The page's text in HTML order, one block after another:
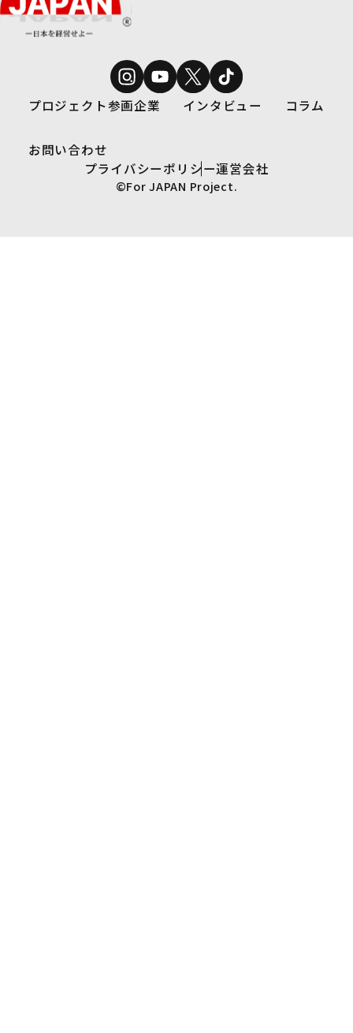
プロジェクト参画企業 インタビュー コラム
お問い合わせ
プライバシーポリシー運営会社
©For JAPAN Project.